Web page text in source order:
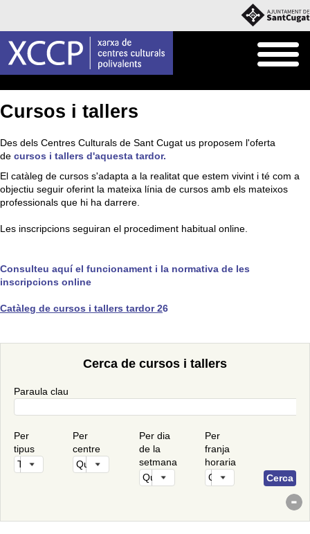
Cursos i tallers
Des dels Centres Culturals de Sant Cugat us proposem l'oferta
de cursos i tallers d'aquesta tardor.
El catàleg de cursos s'adapta a la realitat que estem vivint i té com a
objectiu seguir oferint la mateixa línia de cursos amb els mateixos
professionals que hi ha darrere.
Les inscripcions seguiran el procediment habitual online.
Consulteu aquí el funcionament i la normativa de les
inscripcions online
Catàleg de cursos i tallers tardor 26
Cerca de cursos i tallers
Paraula clau
Per
tipus
Per
centre
Per dia
de la
setmana
Per
franja
horaria